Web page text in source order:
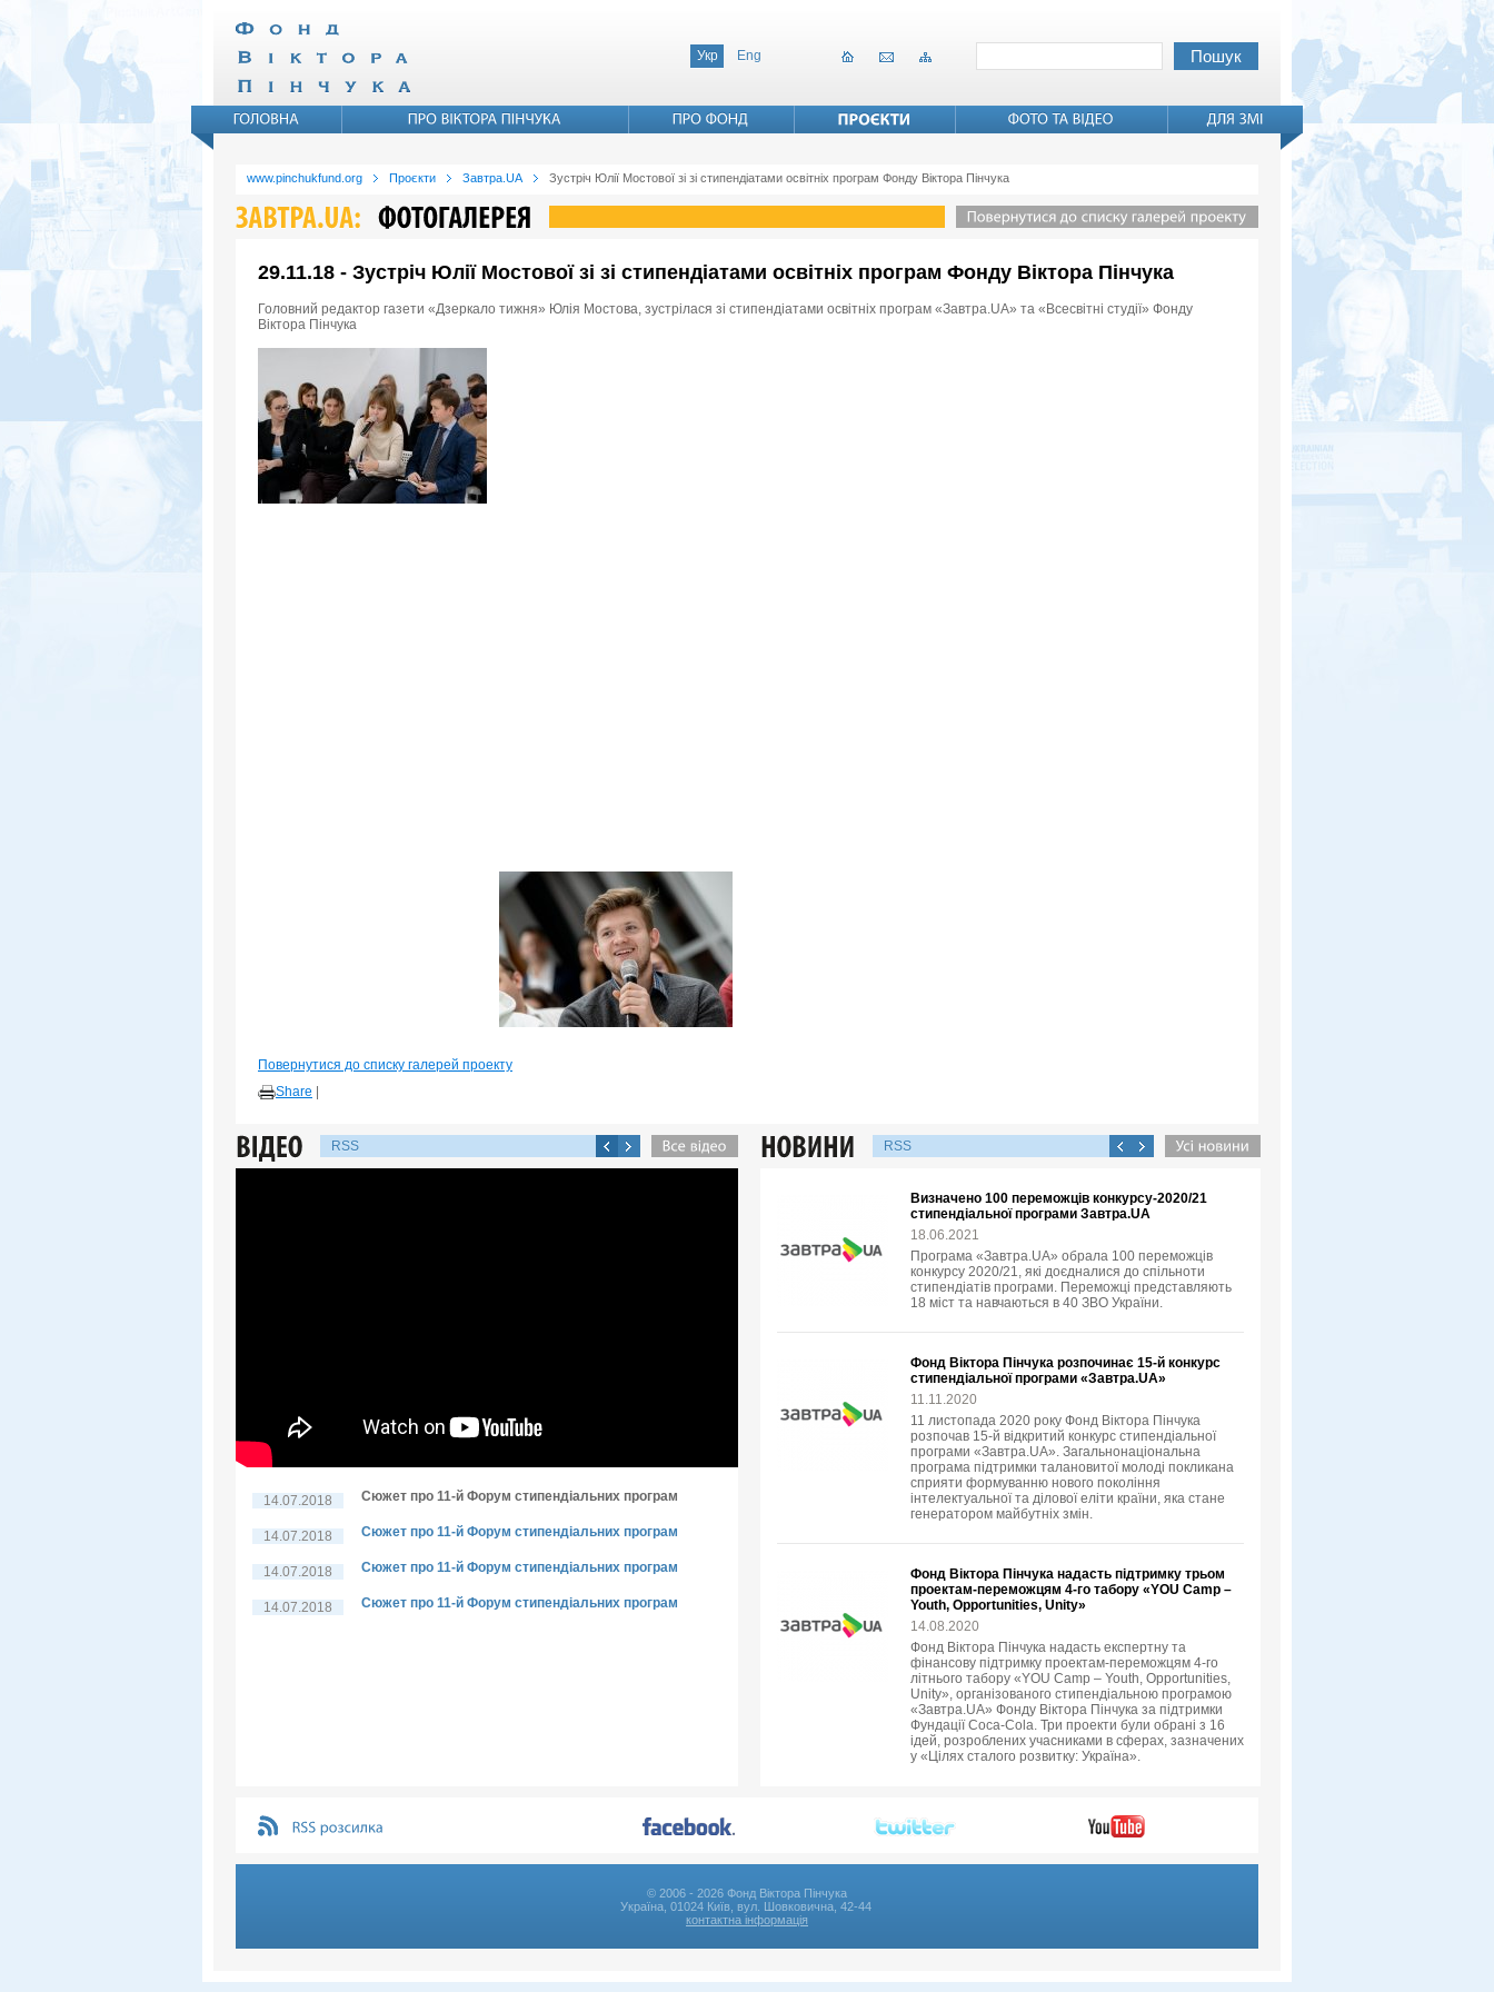
Укр Eng
www.pinchukfund.org Проєкти Завтра.UA Зустрiч Юлiї Мостової зi зі стипендіатами освітніх програм Фонду Віктора Пінчука
29.11.18 - Зустрiч Юлiї Мостової зi зі стипендіатами освітніх програм Фонду Віктора Пінчука
Головний редактор газети «Дзеркало тижня» Юлія Мостова, зустрілася зі стипендіатами освітніх програм «Завтра.UA» та «Всесвітні студії» Фонду
Віктора Пінчука
Повернутися до списку галерей проекту
Share
RSS
14.07.2018 Сюжет про 11-й Форум стипендіальних програм
14.07.2018 Сюжет про 11-й Форум стипендіальних програм
14.07.2018 Сюжет про 11-й Форум стипендіальних програм
14.07.2018 Сюжет про 11-й Форум стипендіальних програм
RSS
Визначено 100 переможців конкурсу-2020/21
стипендіальної програми Завтра.UA
18.06.2021
Програма «Завтра.UA» обрала 100 переможців
конкурсу 2020/21, які доєдналися до спільноти
стипендіатів програми. Переможці представляють
18 міст та навчаються в 40 ЗВО України.
Фонд Віктора Пінчука розпочинає 15-й конкурс
стипендіальної програми «Завтра.UA»
11.11.2020
11 листопада 2020 року Фонд Віктора Пінчука
розпочав 15-й відкритий конкурс стипендіальної
програми «Завтра.UA». Загальнонаціональна
програма підтримки талановитої молоді покликана
сприяти формуванню нового покоління
інтелектуальної та ділової еліти країни, яка стане
генератором майбутніх змін.
Фонд Віктора Пінчука надасть підтримку трьом
проектам-переможцям 4-го табору «YOU Camp –
Youth, Opportunities, Unity»
14.08.2020
Фонд Віктора Пінчука надасть експертну та
фінансову підтримку проектам-переможцям 4-го
літнього табору «YOU Camp – Youth, Opportunities,
Unity», організованого стипендіальною програмою
«Завтра.UA» Фонду Віктора Пінчука за підтримки
Фундації Coca-Cola. Три проекти були обрані з 16
ідей, розроблених учасниками в сферах, зазначених
у «Цілях сталого розвитку: Україна».
© 2006 - 2026 Фонд Віктора Пінчука
Україна, 01024 Київ, вул. Шовковична, 42-44
контактна інформація